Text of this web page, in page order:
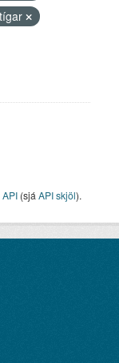
API (sjá API skjöl).